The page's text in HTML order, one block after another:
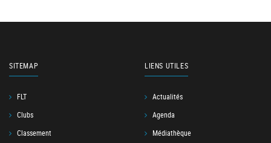
SITEMAP
FLT
Clubs
Classement
LIENS UTILES
Actualités
Agenda
Médiathèque